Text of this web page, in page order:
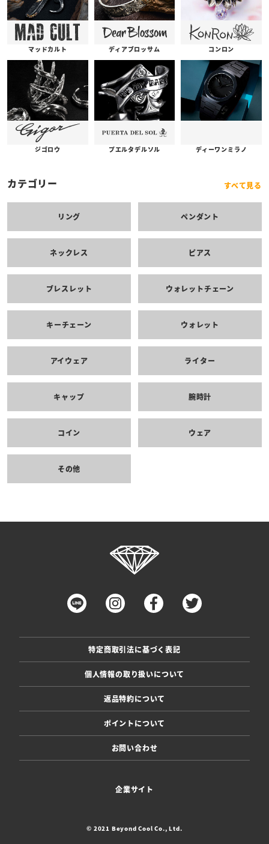
マッドカルト ディアブロッサム コンロン
ジゴロウ プエルタデルソル ディーワンミラノ
カテゴリー すべて見る
リング ペンダント
ネックレス ピアス
ブレスレット ウォレットチェーン
キーチェーン ウォレット
アイウェア ライター
キャップ 腕時計
コイン ウェア
その他
特定商取引法に基づく表記
個人情報の取り扱いについて
返品特約について
ポイントについて
お問い合わせ
企業サイト
© 2021 Beyond Cool Co., Ltd.